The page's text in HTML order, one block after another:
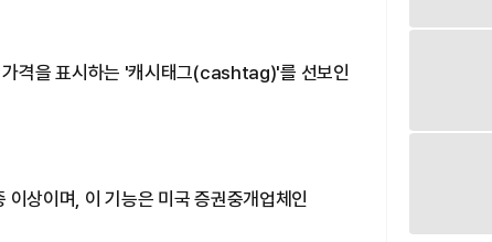
격을 표시하는 '캐시태그(cashtag)'를 선보인
상이며, 이 기능은 미국 증권중개업체인